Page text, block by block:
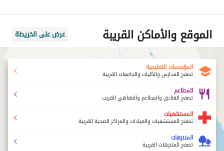
الموقع والأماكن القريبة عرض على الخريطة
المؤسسات التعليمية
تصفح المدارس والكليات والجامعات القريبة
المطاعم
تصفح الفنادق والمطاعم والمقاهي القريب
المستشفيات
تصفح المستشفيات والعيادات والمراكز الصحية القريبة
المتنزهات
تصفح المتنزهات القريبة